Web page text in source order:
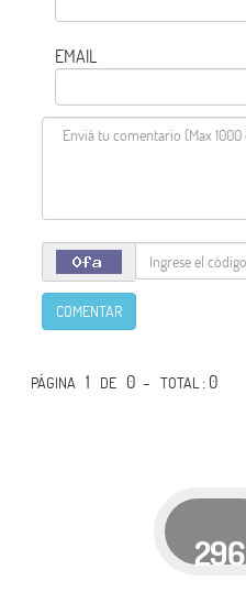
EMAIL
COMENTAR
PÁGINA 1 DE 0 -TOTAL: 0
296